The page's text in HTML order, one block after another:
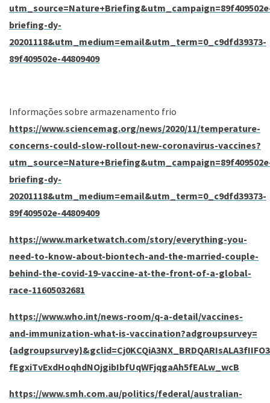
briefing-dy-
20201118&utm_medium=email&utm_term=0_c9dfd39373-
89f409502e-44809409
Informações sobre armazenamento frio
https://www.sciencemag.org/news/2020/11/temperature-
concerns-could-slow-rollout-new-coronavirus-vaccines?
briefing-dy-
20201118&utm_medium=email&utm_term=0_c9dfd39373-
89f409502e-44809409
https://www.marketwatch.com/story/everything-you-
need-to-know-about-biontech-and-the-married-couple-
behind-the-covid-19-vaccine-at-the-front-of-a-global-
race-11605032681
https://www.who.int/news-room/q-a-detail/vaccines-
and-immunization-what-is-vaccination?adgroupsurvey=
fEgxiTvExdHoqhdNOjgibIbfUqWFjqgaAh5fEALw_wcB
https://www.smh.com.au/politics/federal/australian-